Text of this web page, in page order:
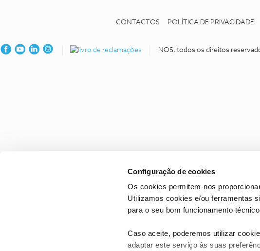
Configuração de cookies
Os cookies permitem-nos
Utilizamos cookies e/ou ferramentas
para o seu bom funcionamento
Caso aceite, poderemos utilizar
adaptar este serviço às suas
CONTACTOS POLÍTICA DE PRIVACIDADE
NOS, todos os direitos